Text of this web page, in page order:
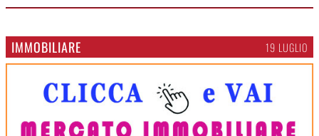
IMMOBILIARE 19 LUGLIO